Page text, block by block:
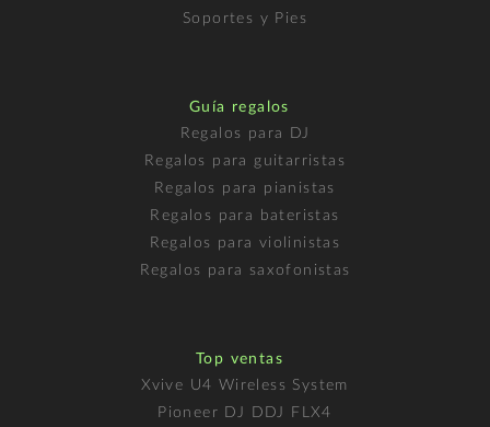
Soportes y Pies
Guía regalos
Regalos para DJ
Regalos para guitarristas
Regalos para pianistas
Regalos para bateristas
Regalos para violinistas
Regalos para saxofonistas
Top ventas
Xvive U4 Wireless System
Pioneer DJ DDJ FLX4